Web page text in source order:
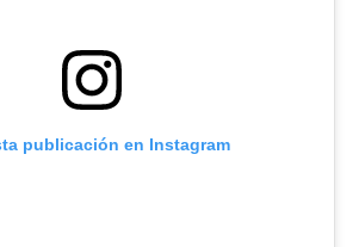
publicación en Instagram